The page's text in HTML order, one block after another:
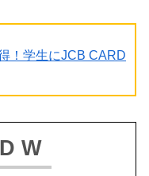
！学生にJCB CARD
W